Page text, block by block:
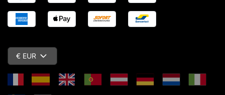
€ EUR